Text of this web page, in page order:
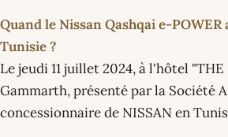
Quand le Nissan Qashqai e-
Tunisie ?
Le jeudi 11 juillet 2024, à l'hôtel "THE
Gammarth, présenté par la Société
concessionnaire de NISSAN en